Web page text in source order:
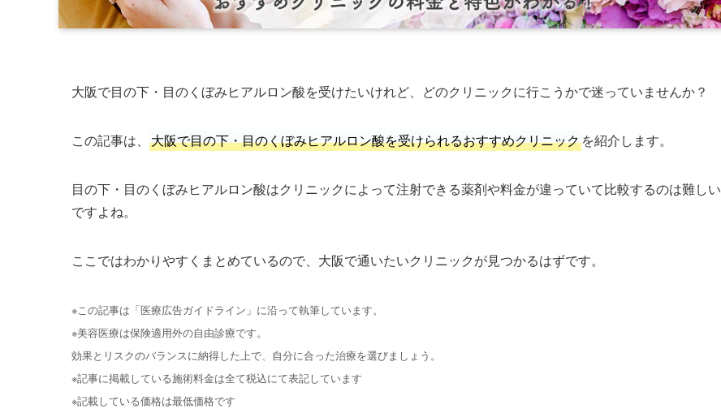
大阪で目の下・目のくぼみヒアルロン酸を受けたいけれど、どのクリニックに行こうかで迷っていませんか？
この記事は、 大阪で目の下・目のくぼみヒアルロン酸を受けられるおすすめクリニックを紹介します。
目の下・目のくぼみヒアルロン酸はクリニックによって注射できる薬剤や料金が違っていて比較するのは難しい
ですよね。
ここではわかりやすくまとめているので、大阪で通いたいクリニックが見つかるはずです。
※この記事は「医療広告ガイドライン」に沿って執筆しています。
※美容医療は保険適用外の自由診療です。
効果とリスクのバランスに納得した上で、自分に合った治療を選びましょう。
※記事に掲載している施術料金は全て税込にて表記しています
※記載している価格は最低価格です